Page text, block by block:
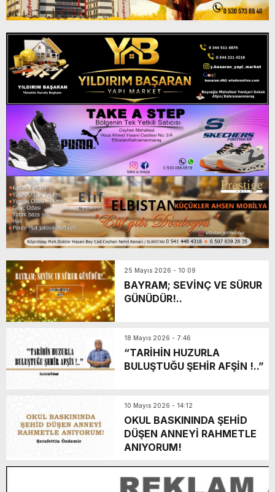
25 Mayıs 2026 - 10:09
BAYRAM; SEVİNÇ VE SÜRUR
GÜNÜDÜR!..
18 Mayıs 2026 - 7:46
“TARİHİN HUZURLA
BULUŞTUĞU ŞEHİR AFŞİN !..”
10 Mayıs 2026 - 14:12
OKUL BASKININDA ŞEHİD
DÜŞEN ANNEYİ RAHMETLE
ANIYORUM!